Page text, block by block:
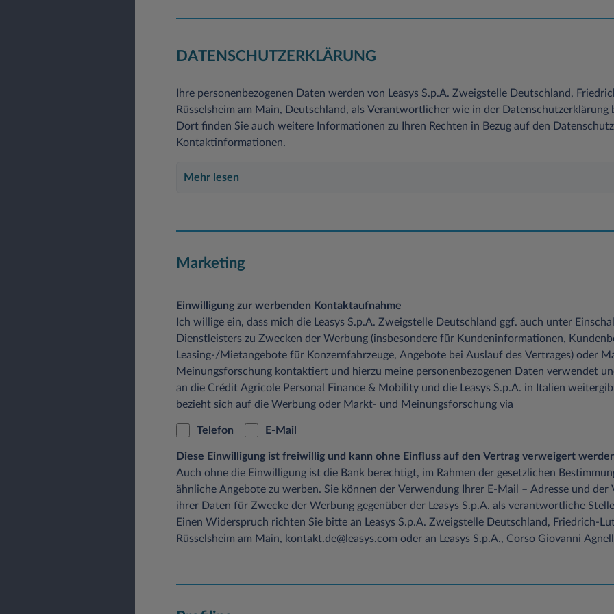
DATENSCHUTZERKLÄRUNG
Ihre personenbezogenen Daten werden von Leasys S.p.A. Zweigstelle Deutschland,
Rüsselsheim am Main, Deutschland, als Verantwortlicher wie in der Datenschutzerklärung
Dort finden Sie auch weitere Informationen zu Ihren Rechten in Bezug auf den
Kontaktinformationen.
Mehr lesen
Marketing
Einwilligung zur werbenden Kontaktaufnahme
Ich willige ein, dass mich die Leasys S.p.A. Zweigstelle Deutschland ggf. auch unter
Dienstleisters zu Zwecken der Werbung (insbesondere für Kundeninformationen,
Leasing-/Mietangebote für Konzernfahrzeuge, Angebote bei Auslauf des Vertrages) oder
Meinungsforschung kontaktiert und hierzu meine personenbezogenen Daten verwendet
an die Crédit Agricole Personal Finance & Mobility und die Leasys S.p.A. in Italien
bezieht sich auf die Werbung oder Markt- und Meinungsforschung via
Telefon E-Mail
Diese Einwilligung ist freiwillig und kann ohne Einfluss auf den Vertrag verweigert
Auch ohne die Einwilligung ist die Bank berechtigt, im Rahmen der gesetzlichen
ähnliche Angebote zu werben. Sie können der Verwendung Ihrer E-Mail – Adresse und
ihrer Daten für Zwecke der Werbung gegenüber der Leasys S.p.A. als verantwortliche
Einen Widerspruch richten Sie bitte an Leasys S.p.A. Zweigstelle Deutschland, Friedrich-
Rüsselsheim am Main, kontakt.de@leasys.com oder an Leasys S.p.A., Corso Giovanni